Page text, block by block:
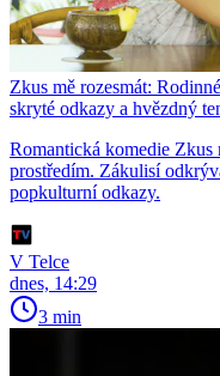
Zkus mě rozesmát:
skryté odkazy a hvězdný
Romantická komedie Zkus
prostředím. Zákulisí
popkulturní odkazy.
V Telce
dnes, 14:29
3 min